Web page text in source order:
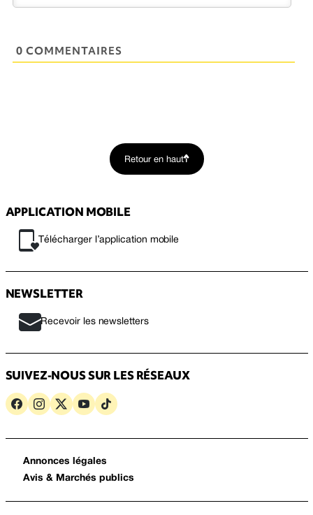
0 COMMENTAIRES
Retour en haut
APPLICATION MOBILE
Télécharger l’application mobile
NEWSLETTER
Recevoir les newsletters
SUIVEZ-NOUS SUR LES RÉSEAUX
Annonces légales
Avis & Marchés publics